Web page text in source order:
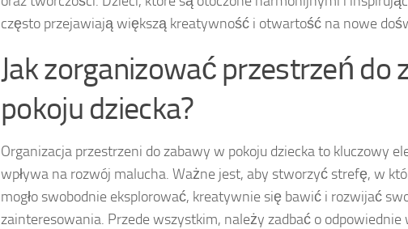
często przejawiają większą kreatywność i otwartość na nowe
Jak zorganizować przestrzeń do
pokoju dziecka?
Organizacja przestrzeni do zabawy w pokoju dziecka to kluczowy
wpływa na rozwój malucha. Ważne jest, aby stworzyć strefę, w
mogło swobodnie eksplorować, kreatywnie się bawić i rozwijać
zainteresowania. Przede wszystkim, należy zadbać o odpowiednie